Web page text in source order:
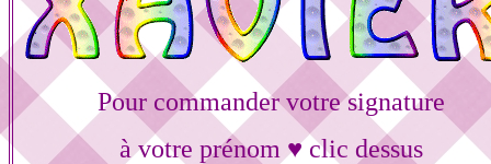
Pour commander votre signature
à votre prénom ♥ clic dessus